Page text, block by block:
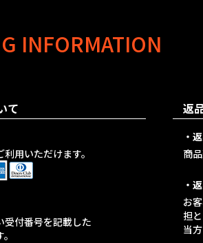
INFORMATION
て
用いただけます。
受付番号を記載した
返
・
商
・
お
担
当